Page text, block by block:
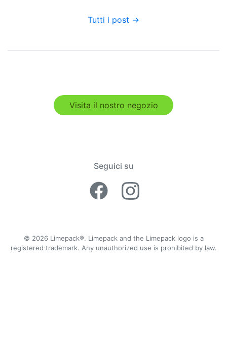
Tutti i post →
Visita il nostro negozio
Seguici su
Facebook
Instagram
© 2026 Limepack®. Limepack and the Limepack logo is a
registered trademark. Any unauthorized use is prohibited by law.